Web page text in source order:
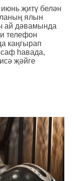
җитү белән
ялын
ай дәвамында
телефон
каңгырап
һавада,
җәйге